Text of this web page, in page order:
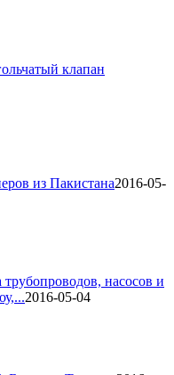
клапан
из Пакистана2016-05-
насосов и
2016-05-04